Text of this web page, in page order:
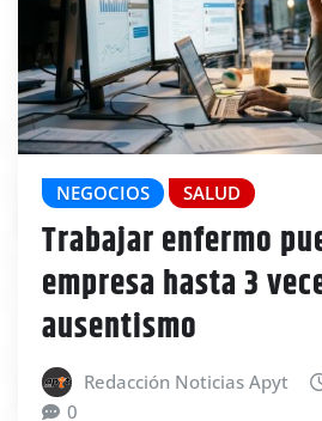
NEGOCIOS SALUD
Trabajar enfermo
empresa hasta 3
ausentismo
Redacción Noticias Apyt
0